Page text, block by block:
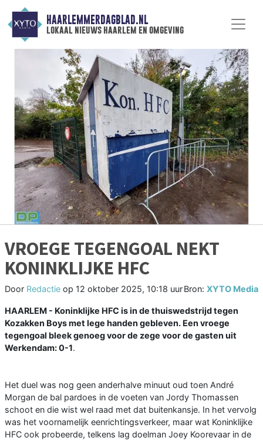
HAARLEMMERDAGBLAD.NL
lokaal nieuws haarlem en omgeving
VROEGE TEGENGOAL NEKT
KONINKLIJKE HFC
Door Redactie op 12 oktober 2025, 10:18 uurBron: XYTO Media
HAARLEM - Koninklijke HFC is in de thuiswedstrijd tegen
Kozakken Boys met lege handen gebleven. Een vroege
tegengoal bleek genoeg voor de zege voor de gasten uit
Werkendam: 0-1.
Het duel was nog geen anderhalve minuut oud toen André
Morgan de bal pardoes in de voeten van Jordy Thomassen
schoot en die wist wel raad met dat buitenkansje. In het vervolg
was het voornamelijk eenrichtingsverkeer, maar wat Koninklijke
HFC ook probeerde, telkens lag doelman Joey Koorevaar in de